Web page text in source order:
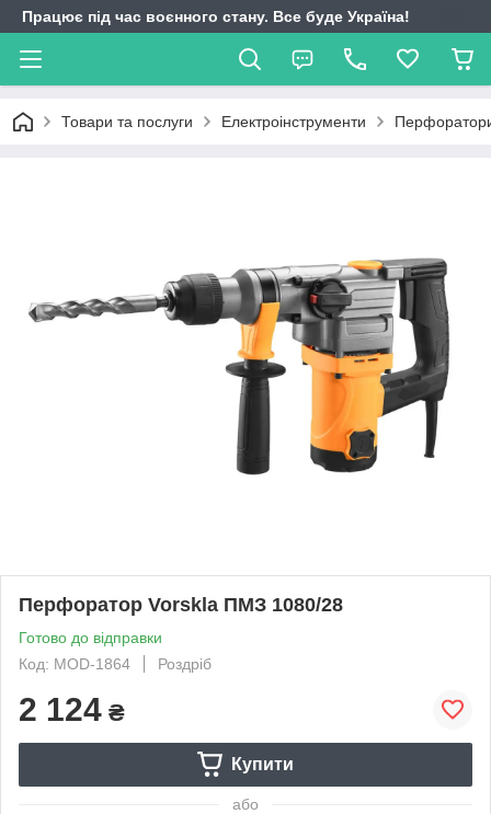
Працює під час воєнного стану. Все буде Україна!
Товари та послуги Електроінструменти
Перфоратор Vorskla ПМЗ 1080/28
Готово до відправки
Код: MOD-1864
Роздріб
2 124 ₴
Купити
або